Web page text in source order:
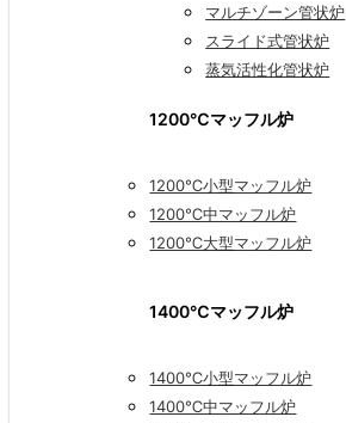
マルチゾーン管状炉
スライド式管状炉
蒸気活性化管状炉
1200℃マッフル炉
1200℃小型マッフル炉
1200℃中マッフル炉
1200℃大型マッフル炉
1400℃マッフル炉
1400℃小型マッフル炉
1400℃中マッフル炉